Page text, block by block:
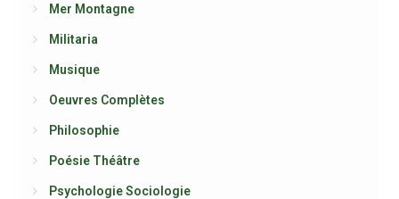
Mer Montagne
Militaria
Musique
Oeuvres Complètes
Philosophie
Poésie Théâtre
Psychologie Sociologie